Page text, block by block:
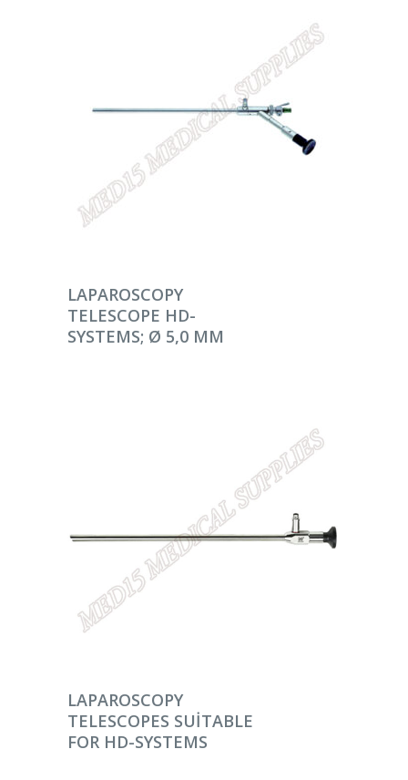
DEVAMINI OKU
LAPAROSCOPY
TELESCOPE HD-
SYSTEMS; Ø 5,0 MM
DEVAMINI OKU
LAPAROSCOPY
TELESCOPES SUITABLE
FOR HD-SYSTEMS